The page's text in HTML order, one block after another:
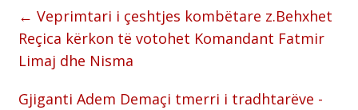
← Veprimtari i çeshtjes kombëtare z.Behxhet
Reçica kërkon të votohet Komandant Fatmir
Limaj dhe Nisma
Gjiganti Adem Demaçi tmerri i tradhtarëve -